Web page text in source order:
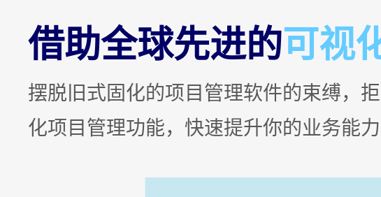
ToB 市场产品营销 大型设备招标看板
借助全球先进的可视
摆脱旧式固化的项目管理软件的束缚，
化项目管理功能，快速提升你的业务能力